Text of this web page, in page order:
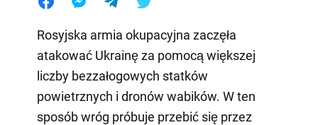
Rosyjska armia okupacyjna zaczęła
atakować Ukrainę za pomocą większej
liczby bezzałogowych statków
powietrznych i dronów wabików. W ten
sposób wróg próbuje przebić się przez